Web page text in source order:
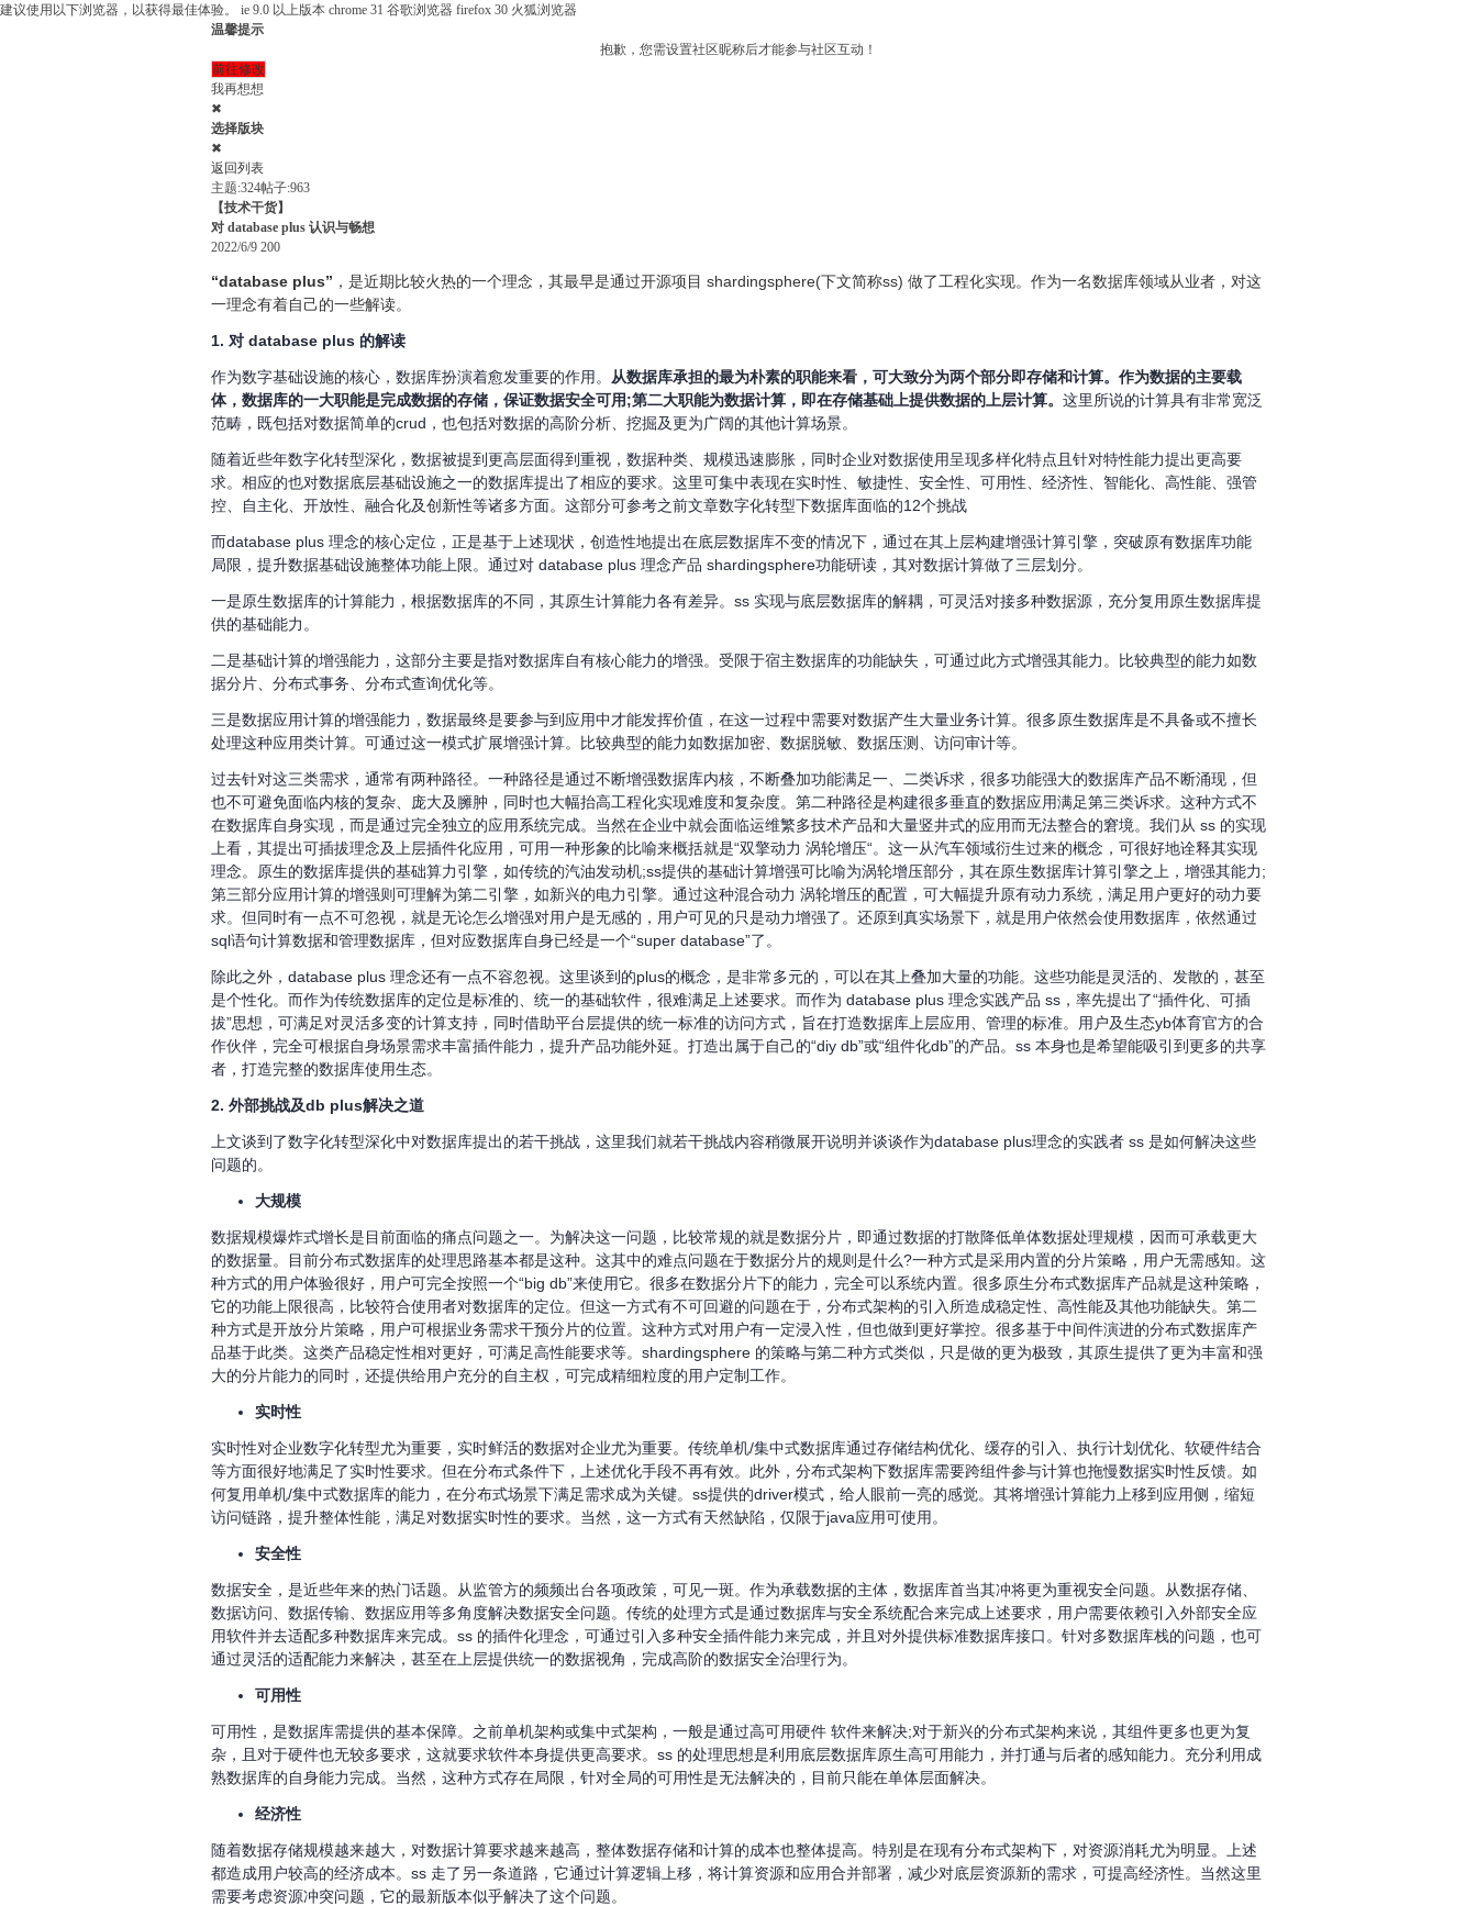
建议使用以下浏览器，以获得最佳体验。 ie 9.0 以上版本 chrome 31 谷歌浏览器 firefox 30 火狐浏览器
温馨提示
抱歉，您需设置社区昵称后才能参与社区互动！
前往修改
我再想想
✖
选择版块
✖
返回列表
主题:324帖子:963
【技术干货】
对 database plus 认识与畅想
2022/6/9 200
“database plus” ，是近期比较火热的一个理念，其最早是通过开源项目 shardingsphere(下文简称ss) 做了工程化实现。作为一名数据库领域从业者，对这
一理念有着自己的一些解读。
1. 对 database plus 的解读
作为数字基础设施的核心，数据库扮演着愈发重要的作用。 从数据库承担的最为朴素的职能来看，可大致分为两个部分即存储和计算。作为数据的主要载
体，数据库的一大职能是完成数据的存储，保证数据安全可用;第二大职能为数据计算，即在存储基础上提供数据的上层计算。 这里所说的计算具有非常宽泛
范畴，既包括对数据简单的crud，也包括对数据的高阶分析、挖掘及更为广阔的其他计算场景。
随着近些年数字化转型深化，数据被提到更高层面得到重视，数据种类、规模迅速膨胀，同时企业对数据使用呈现多样化特点且针对特性能力提出更高要
求。相应的也对数据底层基础设施之一的数据库提出了相应的要求。这里可集中表现在实时性、敏捷性、安全性、可用性、经济性、智能化、高性能、强管
控、自主化、开放性、融合化及创新性等诸多方面。这部分可参考之前文章数字化转型下数据库面临的12个挑战
而database plus 理念的核心定位，正是基于上述现状，创造性地提出在底层数据库不变的情况下，通过在其上层构建增强计算引擎，突破原有数据库功能
局限，提升数据基础设施整体功能上限。通过对 database plus 理念产品 shardingsphere功能研读，其对数据计算做了三层划分。
一是原生数据库的计算能力，根据数据库的不同，其原生计算能力各有差异。ss 实现与底层数据库的解耦，可灵活对接多种数据源，充分复用原生数据库提
供的基础能力。
二是基础计算的增强能力，这部分主要是指对数据库自有核心能力的增强。受限于宿主数据库的功能缺失，可通过此方式增强其能力。比较典型的能力如数
据分片、分布式事务、分布式查询优化等。
三是数据应用计算的增强能力，数据最终是要参与到应用中才能发挥价值，在这一过程中需要对数据产生大量业务计算。很多原生数据库是不具备或不擅长
处理这种应用类计算。可通过这一模式扩展增强计算。比较典型的能力如数据加密、数据脱敏、数据压测、访问审计等。
过去针对这三类需求，通常有两种路径。一种路径是通过不断增强数据库内核，不断叠加功能满足一、二类诉求，很多功能强大的数据库产品不断涌现，但
也不可避免面临内核的复杂、庞大及臃肿，同时也大幅抬高工程化实现难度和复杂度。第二种路径是构建很多垂直的数据应用满足第三类诉求。这种方式不
在数据库自身实现，而是通过完全独立的应用系统完成。当然在企业中就会面临运维繁多技术产品和大量竖井式的应用而无法整合的窘境。我们从 ss 的实现
上看，其提出可插拔理念及上层插件化应用，可用一种形象的比喻来概括就是“双擎动力 涡轮增压“。这一从汽车领域衍生过来的概念，可很好地诠释其实现
理念。原生的数据库提供的基础算力引擎，如传统的汽油发动机;ss提供的基础计算增强可比喻为涡轮增压部分，其在原生数据库计算引擎之上，增强其能力;
第三部分应用计算的增强则可理解为第二引擎，如新兴的电力引擎。通过这种混合动力 涡轮增压的配置，可大幅提升原有动力系统，满足用户更好的动力要
求。但同时有一点不可忽视，就是无论怎么增强对用户是无感的，用户可见的只是动力增强了。还原到真实场景下，就是用户依然会使用数据库，依然通过
sql语句计算数据和管理数据库，但对应数据库自身已经是一个“super database”了。
除此之外，database plus 理念还有一点不容忽视。这里谈到的plus的概念，是非常多元的，可以在其上叠加大量的功能。这些功能是灵活的、发散的，甚至
是个性化。而作为传统数据库的定位是标准的、统一的基础软件，很难满足上述要求。而作为 database plus 理念实践产品 ss，率先提出了“插件化、可插
拔”思想，可满足对灵活多变的计算支持，同时借助平台层提供的统一标准的访问方式，旨在打造数据库上层应用、管理的标准。用户及生态yb体育官方的合
作伙伴，完全可根据自身场景需求丰富插件能力，提升产品功能外延。打造出属于自己的“diy db”或“组件化db”的产品。ss 本身也是希望能吸引到更多的共享
者，打造完整的数据库使用生态。
2. 外部挑战及db plus解决之道
上文谈到了数字化转型深化中对数据库提出的若干挑战，这里我们就若干挑战内容稍微展开说明并谈谈作为database plus理念的实践者 ss 是如何解决这些
问题的。
大规模
数据规模爆炸式增长是目前面临的痛点问题之一。为解决这一问题，比较常规的就是数据分片，即通过数据的打散降低单体数据处理规模，因而可承载更大
的数据量。目前分布式数据库的处理思路基本都是这种。这其中的难点问题在于数据分片的规则是什么?一种方式是采用内置的分片策略，用户无需感知。这
种方式的用户体验很好，用户可完全按照一个“big db”来使用它。很多在数据分片下的能力，完全可以系统内置。很多原生分布式数据库产品就是这种策略，
它的功能上限很高，比较符合使用者对数据库的定位。但这一方式有不可回避的问题在于，分布式架构的引入所造成稳定性、高性能及其他功能缺失。第二
种方式是开放分片策略，用户可根据业务需求干预分片的位置。这种方式对用户有一定浸入性，但也做到更好掌控。很多基于中间件演进的分布式数据库产
品基于此类。这类产品稳定性相对更好，可满足高性能要求等。shardingsphere 的策略与第二种方式类似，只是做的更为极致，其原生提供了更为丰富和强
大的分片能力的同时，还提供给用户充分的自主权，可完成精细粒度的用户定制工作。
实时性
实时性对企业数字化转型尤为重要，实时鲜活的数据对企业尤为重要。传统单机/集中式数据库通过存储结构优化、缓存的引入、执行计划优化、软硬件结合
等方面很好地满足了实时性要求。但在分布式条件下，上述优化手段不再有效。此外，分布式架构下数据库需要跨组件参与计算也拖慢数据实时性反馈。如
何复用单机/集中式数据库的能力，在分布式场景下满足需求成为关键。ss提供的driver模式，给人眼前一亮的感觉。其将增强计算能力上移到应用侧，缩短
访问链路，提升整体性能，满足对数据实时性的要求。当然，这一方式有天然缺陷，仅限于java应用可使用。
安全性
数据安全，是近些年来的热门话题。从监管方的频频出台各项政策，可见一斑。作为承载数据的主体，数据库首当其冲将更为重视安全问题。从数据存储、
数据访问、数据传输、数据应用等多角度解决数据安全问题。传统的处理方式是通过数据库与安全系统配合来完成上述要求，用户需要依赖引入外部安全应
用软件并去适配多种数据库来完成。ss 的插件化理念，可通过引入多种安全插件能力来完成，并且对外提供标准数据库接口。针对多数据库栈的问题，也可
通过灵活的适配能力来解决，甚至在上层提供统一的数据视角，完成高阶的数据安全治理行为。
可用性
可用性，是数据库需提供的基本保障。之前单机架构或集中式架构，一般是通过高可用硬件 软件来解决;对于新兴的分布式架构来说，其组件更多也更为复
杂，且对于硬件也无较多要求，这就要求软件本身提供更高要求。ss 的处理思想是利用底层数据库原生高可用能力，并打通与后者的感知能力。充分利用成
熟数据库的自身能力完成。当然，这种方式存在局限，针对全局的可用性是无法解决的，目前只能在单体层面解决。
经济性
随着数据存储规模越来越大，对数据计算要求越来越高，整体数据存储和计算的成本也整体提高。特别是在现有分布式架构下，对资源消耗尤为明显。上述
都造成用户较高的经济成本。ss 走了另一条道路，它通过计算逻辑上移，将计算资源和应用合并部署，减少对底层资源新的需求，可提高经济性。当然这里
需要考虑资源冲突问题，它的最新版本似乎解决了这个问题。